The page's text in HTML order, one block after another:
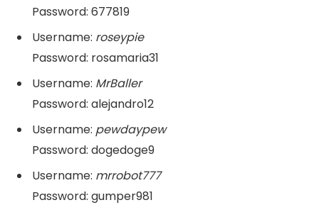
Password: 677819
Username: roseypie
Password: rosamaria31
Username: MrBaller
Password: alejandro12
Username: pewdaypew
Password: dogedoge9
Username: mrrobot777
Password: gumper981